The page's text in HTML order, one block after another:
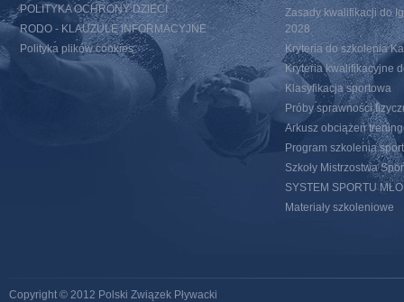
POLITYKA OCHRONY DZIECI
RODO - KLAUZULE INFORMACYJNE
Polityka plików cookies
Zasady kwalifikacji do
2028
Kryteria do szkolenia
Kryteria kwalifikacyjne
Klasyfikacja sportowa
Próby sprawności
Arkusz obciążeń
Program szkolenia
Szkoły Mistrzostwa
SYSTEM SPORTU
Materiały szkoleniowe
Copyright © 2012 Polski Związek Pływacki